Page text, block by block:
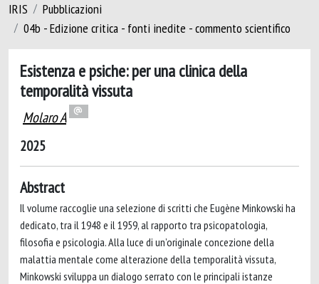
IRIS
Pubblicazioni
04b - Edizione critica - fonti inedite - commento scientifico
Esistenza e psiche: per una clinica della
temporalità vissuta
Molaro A
2025
Abstract
Il volume raccoglie una selezione di scritti che Eugène Minkowski ha
dedicato, tra il 1948 e il 1959, al rapporto tra psicopatologia,
filosofia e psicologia. Alla luce di un’originale concezione della
malattia mentale come alterazione della temporalità vissuta,
Minkowski sviluppa un dialogo serrato con le principali istanze